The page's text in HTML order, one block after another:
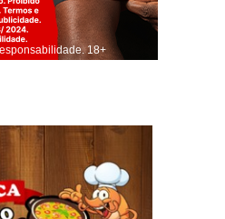
18+